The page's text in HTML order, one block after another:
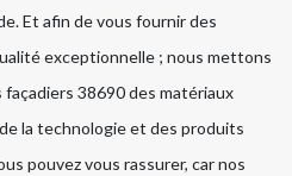
Et afin de vous fournir des
exceptionnelle ; nous mettons
38690 des matériaux
la technologie et des produits
pouvez vous rassurer, car nos